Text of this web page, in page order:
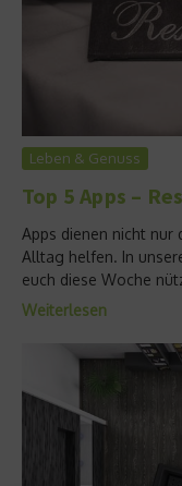
Leben & Genuss
Top 5 Apps –
Apps dienen nicht nur
Alltag helfen. In
euch diese Woche
Weiterlesen